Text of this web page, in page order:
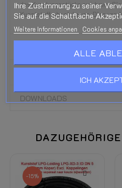
des Kupplungsstücks auf, bevor
Kunststoffrohr einbauen. Dies
DOWNLOADS
-15%
Ihre Zustimmung zu seiner
Sie auf die Schaltfläche
Weitere Informationen Cookies
ALLE
ICH